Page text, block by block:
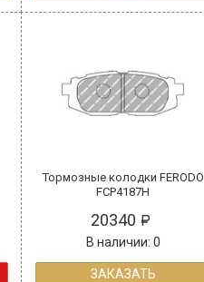
Тормозные колодки FERODO
FCP4187H
20340
В наличии: 0
ЗАКАЗАТЬ